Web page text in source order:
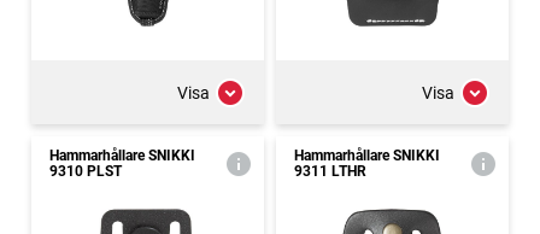
Visa Visa
Hammarhållare SNIKKI
9310 PLST
Hammarhållare SNIKKI
9311 LTHR